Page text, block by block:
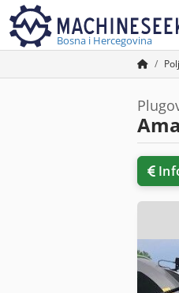
Bosna i Hercegovina